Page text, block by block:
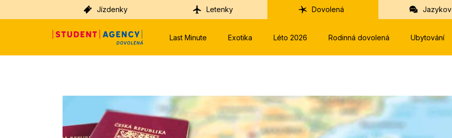
Jízdenky Letenky Dovolená
Last Minute Exotika Léto 2026 Rodinná dovolená Ubytování